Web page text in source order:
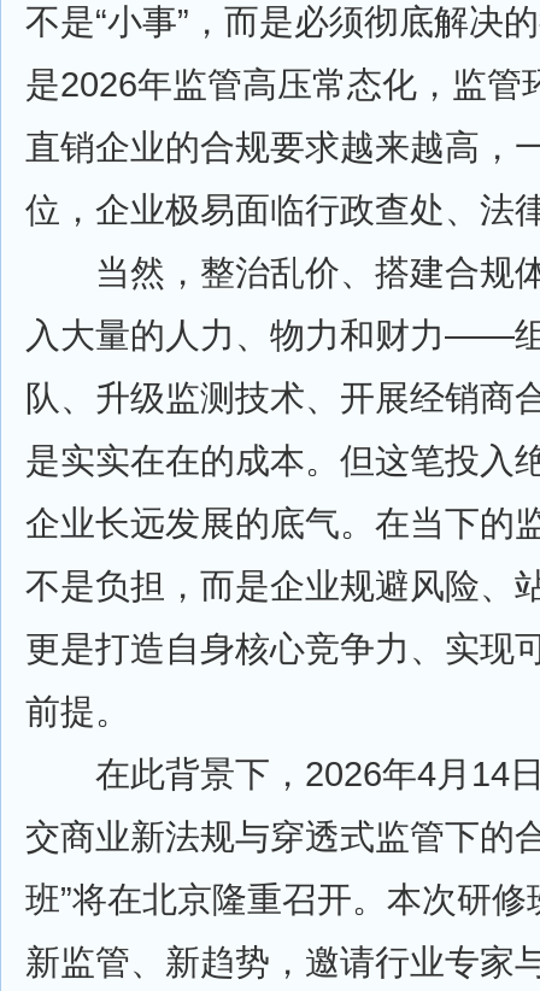
不是“小事”，而是必须彻底解决
是2026年监管高压常态化，监管
直销企业的合规要求越来越高，
位，企业极易面临行政查处、法
当然，整治乱价、搭建合规
入大量的人力、物力和财力——
队、升级监测技术、开展经销商
是实实在在的成本。但这笔投入
企业长远发展的底气。在当下的
不是负担，而是企业规避风险、
更是打造自身核心竞争力、实现
前提。
在此背景下，2026年4月14日
交商业新法规与穿透式监管下的
班”将在北京隆重召开。本次研
新监管、新趋势，邀请行业专家